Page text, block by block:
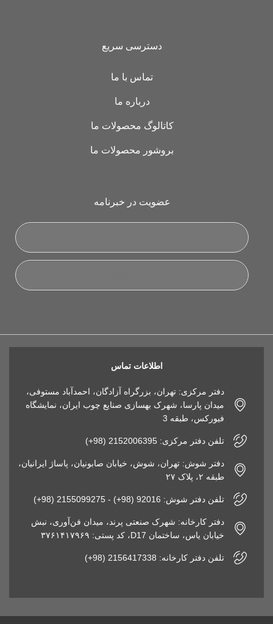
دسترسی سریع
تماس با ما
درباره ما
کاتالوگ محصولات ما
بروشور محصولات ما
عضویت در خبرنامه
اطلاعات تماس
دفتر مرکزی: تهران، بزرگراه آزادگان، احمدآباد مستوفی،
میدان پارسا، شهرک بهسازی صنایع چوب ایران، نمایشگاه
فیورکس، طبقه 3
تلفن دفتر مرکزی: 2152006395 (98+)
دفتر شوش: تهران، شوش، خیابان صابونیان، پاساژ ایرانیان،
طبقه ۲، پلاک ۲۷
تلفن دفتر شوش: 92016 (98+) - 2155099275 (98+)
دفتر کارخانه: شهرک صنعتی پرند، میدان فن‌آوری، نبش
خیابان یاس، ساختمان D17، کد پستی: ۳۷۶۱۴۱۷۹۶۹
تلفن دفتر کارخانه: 2156417338 (98+)